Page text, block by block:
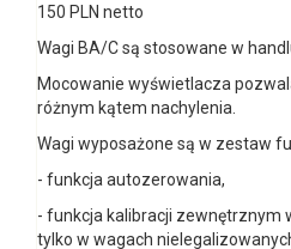
150 PLN netto
Wagi BA/C są stosowane w
Mocowanie wyświetlacza
różnym kątem nachylenia.
Wagi wyposażone są w zestaw
- funkcja autozerowania,
- funkcja kalibracji zewnętrznym
tylko w wagach